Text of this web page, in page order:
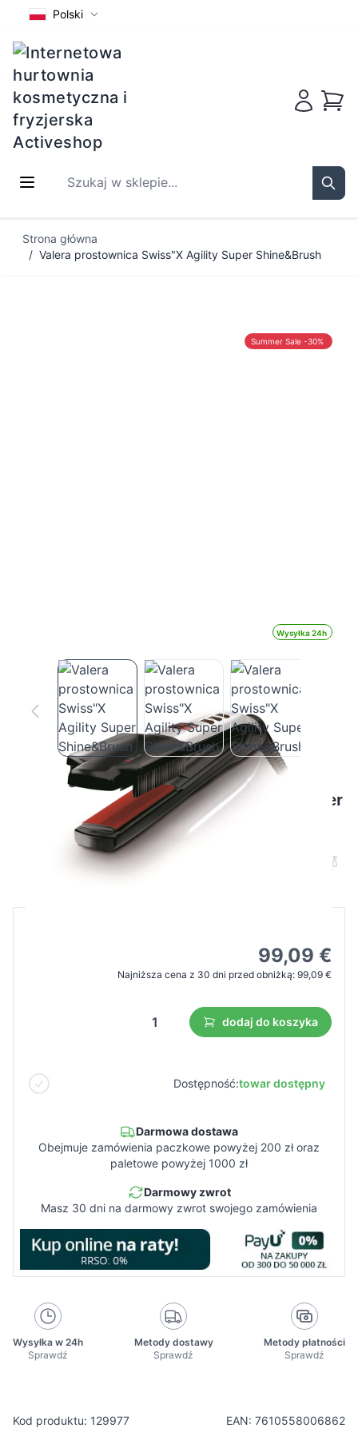
Polski
Szukaj w sklepie...
Strona główna
/ Valera prostownica Swiss"X Agility Super Shine&Brush
Wysyłka 24h
Summer Sale -30%
Valera prostownica Swiss"X Agility Super
Shine&Brush
Kod produktu: 129977 EAN: 7610558006862
99,09 €
Najniższa cena z 30 dni przed obniżką: 99,09 €
dodaj do koszyka
Dostępność:towar dostępny
Darmowa dostawa
Obejmuje zamówienia paczkowe powyżej 200 zł oraz
paletowe powyżej 1000 zł
Darmowy zwrot
Masz 30 dni na darmowy zwrot swojego zamówienia
Wysyłka w 24h
Sprawdź
Metody dostawy
Sprawdź
Metody płatności
Sprawdź